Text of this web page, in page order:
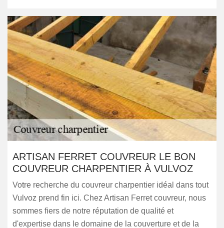
ARTISAN FERRET COUVREUR LE BON
COUVREUR CHARPENTIER À VULVOZ
Votre recherche du couvreur charpentier idéal dans tout
Vulvoz prend fin ici. Chez Artisan Ferret couvreur, nous
sommes fiers de notre réputation de qualité et
d'expertise dans le domaine de la couverture et de la